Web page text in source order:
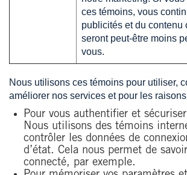
ces témoins, vous
publicités et du contenu
seront peut-être moins
vous.
Nous utilisons ces témoins pour utiliser,
améliorer nos services et pour les
Pour vous authentifier et
Nous utilisons des témoins
contrôler les données de
d’état. Cela nous permet de
connecté, par exemple.